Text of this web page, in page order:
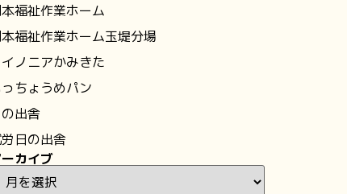
福祉作業ホーム
福祉作業ホーム玉堤分場
ノニアかみきた
ちょうめパン
出舎
日の出舎
カイブ